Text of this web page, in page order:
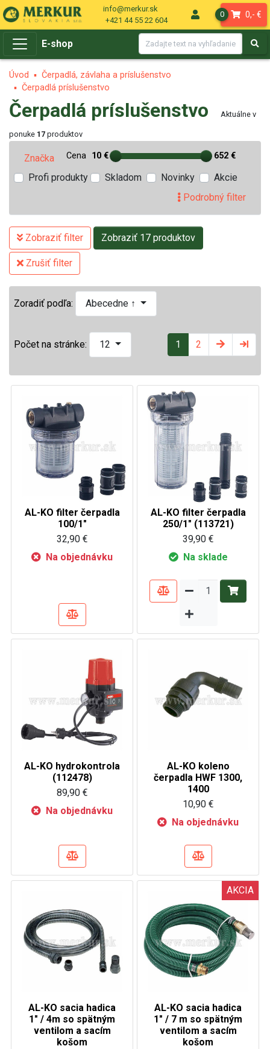
info@merkur.sk
+421 44 55 22 604
0 0,- €
E-shop
Úvod
Čerpadlá, závlaha a príslušenstvo
Čerpadlá príslušenstvo
Čerpadlá príslušenstvo Aktuálne v
ponuke 17 produktov
Značka Cena 10 € 652 €
Profi produkty Skladom Novinky
Akcie
Podrobný filter
Zobraziť filter Zobraziť 17 produktov
Zrušiť filter
Zoradiť podľa: Abecedne ↑
Počet na stránke: 12 1 2
AL-KO filter čerpadla
100/1"
32,90 €
Na objednávku
AL-KO filter čerpadla
250/1" (113721)
39,90 €
Na sklade
AL-KO hydrokontrola
(112478)
89,90 €
Na objednávku
AL-KO koleno
čerpadla HWF 1300,
1400
10,90 €
Na objednávku
AL-KO sacia hadica
1" / 4m so spätným
ventilom a sacím
košom
AKCIA
AL-KO sacia hadica
1" / 7 m so spätným
ventilom a sacím
košom